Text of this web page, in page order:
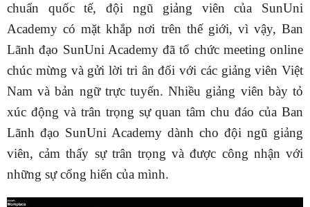
chuẩn quốc tế, đội ngũ giảng viên của SunUni
Academy có mặt khắp nơi trên thế giới, vì vậy, Ban
Lãnh đạo SunUni Academy đã tổ chức meeting online
chúc mừng và gửi lời tri ân đối với các giảng viên Việt
Nam và bản ngữ trực tuyến. Nhiều giảng viên bày tỏ
xúc động và trân trọng sự quan tâm chu đáo của Ban
Lãnh đạo SunUni Academy dành cho đội ngũ giảng
viên, cảm thấy sự trân trọng và được công nhận với
những sự cống hiến của mình.